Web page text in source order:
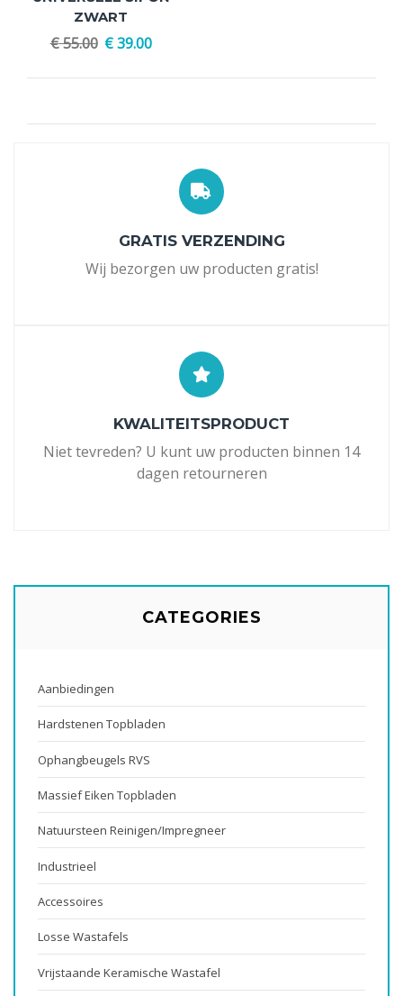
ZWART
€55.00 €39.00
GRATIS VERZENDING
Wij bezorgen uw producten gratis!
KWALITEITSPRODUCT
Niet tevreden? U kunt uw producten binnen 14
dagen retourneren
CATEGORIES
Aanbiedingen
Hardstenen Topbladen
Ophangbeugels RVS
Massief Eiken Topbladen
Natuursteen Reinigen/impregneer
Industrieel
Accessoires
Losse Wastafels
Vrijstaande Keramische Wastafel